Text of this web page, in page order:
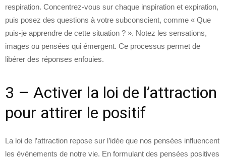
respiration. Concentrez-vous sur chaque inspiration et expiration,
puis posez des questions à votre subconscient, comme « Que
puis-je apprendre de cette situation ? ». Notez les sensations,
images ou pensées qui émergent. Ce processus permet de
libérer des réponses enfouies.
3 – Activer la loi de l’attraction
pour attirer le positif
La loi de l’attraction repose sur l’idée que nos pensées influencent
les événements de notre vie. En formulant des pensées positives